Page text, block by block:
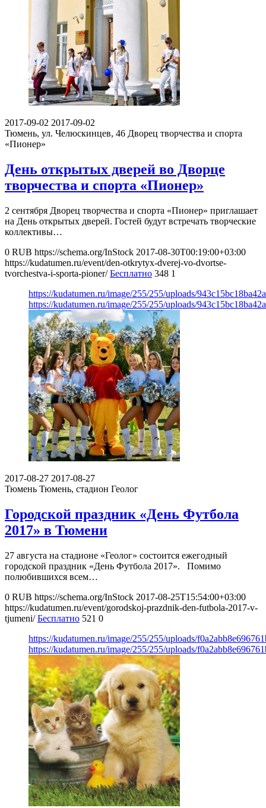
2017-09-02 2017-09-02
Тюмень, ул. Челюскинцев, 46 Дворец творчества и спорта
«Пионер»
День открытых дверей во Дворце
творчества и спорта «Пионер»
2 сентября Дворец творчества и спорта «Пионер» приглашает
на День открытых дверей. Гостей будут встречать творческие
коллективы…
0 RUB https://schema.org/InStock 2017-08-30T00:19:00+03:00
https://kudatumen.ru/event/den-otkrytyx-dverej-vo-dvortse-
tvorchestva-i-sporta-pioner/ Бесплатно 348 1
https://kudatumen.ru/image/255/255/uploads/
https://kudatumen.ru/image/255/255/uploads/
2017-08-27 2017-08-27
Тюмень Тюмень, стадион Геолог
Городской праздник «День Футбола
2017» в Тюмени
27 августа на стадионе «Геолог» состоится ежегодный
городской праздник «День Футбола 2017». Помимо
полюбившихся всем…
0 RUB https://schema.org/InStock 2017-08-25T15:54:00+03:00
https://kudatumen.ru/event/gorodskoj-prazdnik-den-futbola-2017-v-
tjumeni/ Бесплатно 521 0
https://kudatumen.ru/image/255/255/uploads/
https://kudatumen.ru/image/255/255/uploads/